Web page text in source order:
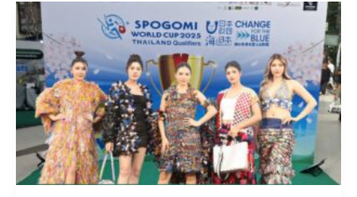
แฟชั่น
โชว์
ชุด
รีไซเคิล
Fashion
Show
of
Gomi
Transformation
by
WISHULADA